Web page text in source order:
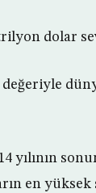
trilyon dolar
en yüksek